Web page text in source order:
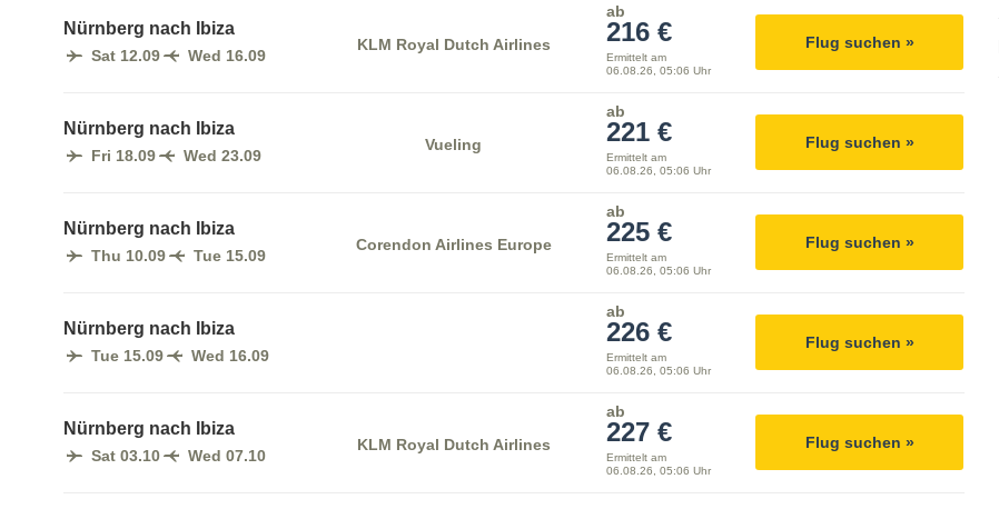
Nürnberg nach Ibiza
Sat 12.09 Wed 16.09
KLM Royal Dutch Airlines
ab
216 €
Ermittelt am
06.08.26, 05:06 Uhr
Flug suchen »
Nürnberg nach Ibiza
Fri 18.09 Wed 23.09
Vueling
ab
221 €
Ermittelt am
06.08.26, 05:06 Uhr
Flug suchen »
Nürnberg nach Ibiza
Thu 10.09 Tue 15.09
Corendon Airlines Europe
ab
225 €
Ermittelt am
06.08.26, 05:06 Uhr
Flug suchen »
Nürnberg nach Ibiza
Tue 15.09 Wed 16.09
ab
226 €
Ermittelt am
06.08.26, 05:06 Uhr
Flug suchen »
Nürnberg nach Ibiza
Sat 03.10 Wed 07.10
KLM Royal Dutch Airlines
ab
227 €
Ermittelt am
06.08.26, 05:06 Uhr
Flug suchen »